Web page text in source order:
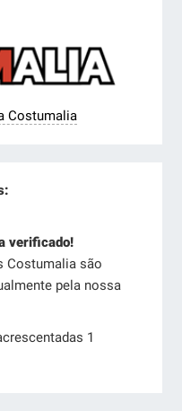
Costumalia
verificado!
Costumalia são
pela nossa
1